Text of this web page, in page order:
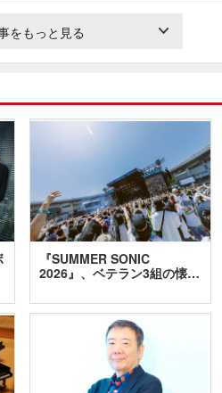
をもっと見る
『SUMMER SONIC
2026』、ベテラン3組の懐…